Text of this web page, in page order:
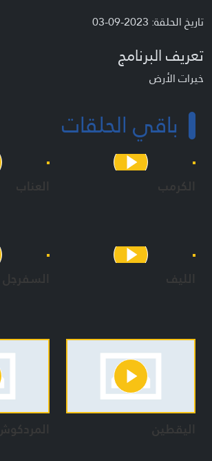
تاريخ الحلقة: 2023-09-03
تعريف البرنامج
خيرات الأرض
باقي الحلقات
الكرمب العناب
الليف السفرجل
اليقطين المردكوش